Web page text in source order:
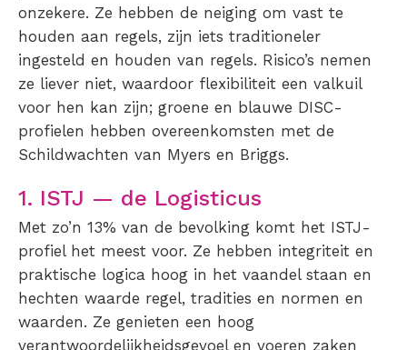
onzekere. Ze hebben de neiging om vast te
houden aan regels, zijn iets traditioneler
ingesteld en houden van regels. Risico’s nemen
ze liever niet, waardoor flexibiliteit een valkuil
voor hen kan zijn; groene en blauwe DISC-
profielen hebben overeenkomsten met de
Schildwachten van Myers en Briggs.
1. ISTJ — de Logisticus
Met zo’n 13% van de bevolking komt het ISTJ-
profiel het meest voor. Ze hebben integriteit en
praktische logica hoog in het vaandel staan en
hechten waarde regel, tradities en normen en
waarden. Ze genieten een hoog
verantwoordelijkheidsgevoel en voeren zaken